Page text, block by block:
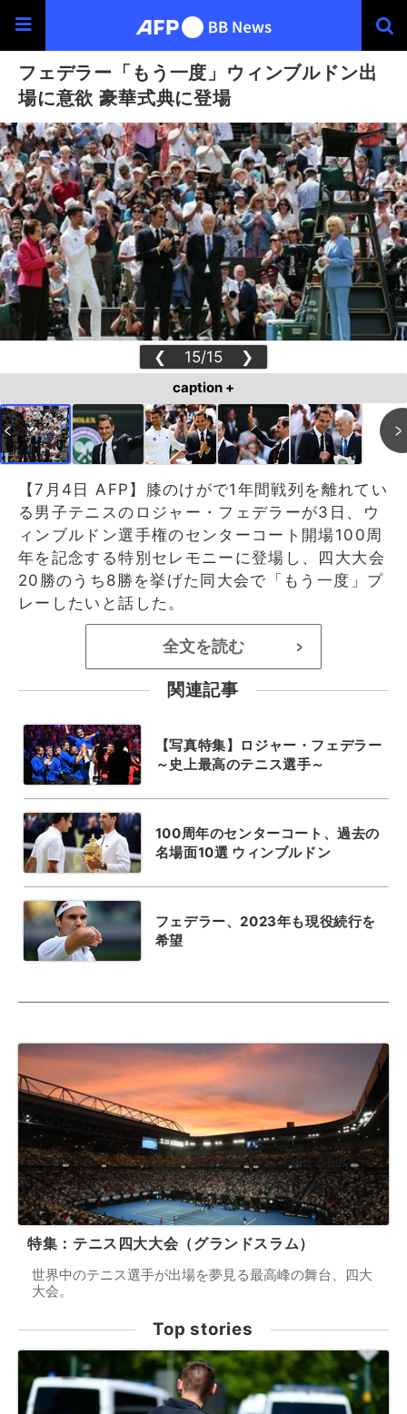
フェデラー「もう一度」ウィンブルドン出
場に意欲 豪華式典に登場
❮ 15/15 ❯
caption +
【7月4日 AFP】膝のけがで1年間戦列を離れてい
る男子テニスのロジャー・フェデラーが3日、ウ
ィンブルドン選手権のセンターコート開場100周
年を記念する特別セレモニーに登場し、四大大会
20勝のうち8勝を挙げた同大会で「もう一度」プ
レーしたいと話した。
全文を読む >
関連記事
【写真特集】ロジャー・フェデラー
～史上最高のテニス選手～
100周年のセンターコート、過去の
名場面10選 ウィンブルドン
フェデラー、2023年も現役続行を
希望
特集：テニス四大大会（グランドスラム）
世界中のテニス選手が出場を夢見る最高峰の舞台、四大
大会。
Top stories